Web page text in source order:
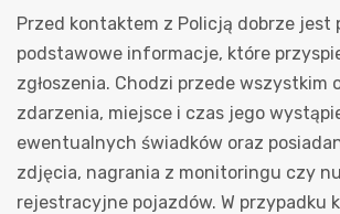
Przed kontaktem z Policją dobrze jest
podstawowe informacje, które
zgłoszenia. Chodzi przede wszystkim
zdarzenia, miejsce i czas jego
ewentualnych świadków oraz
zdjęcia, nagrania z monitoringu czy
rejestracyjne pojazdów. W przypadku